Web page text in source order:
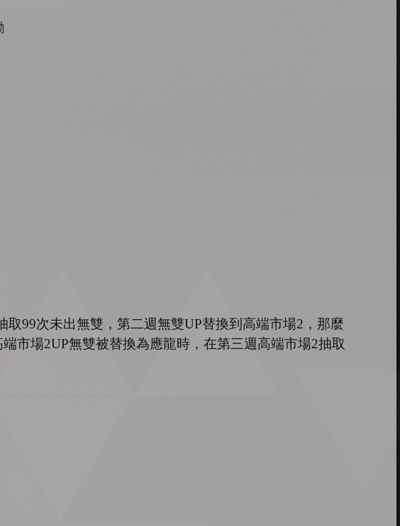
取99次未出無雙，第二週無雙UP替換到高端市場2 ，那麼
端市場2UP無雙被替換為應龍時，在第三週高端市場2抽取